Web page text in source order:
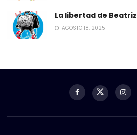
La libertad de Beatriz
AGOSTO 18, 2025